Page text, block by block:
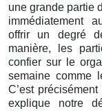
une grande partie
immédiatement
offrir un degré
manière, les
confier sur le
semaine comme
C’est
explique notre